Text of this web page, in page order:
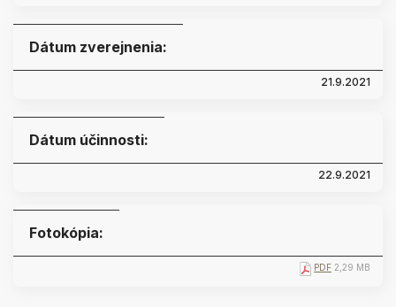
Dátum zverejnenia:
21.9.2021
Dátum účinnosti:
22.9.2021
Fotokópia:
PDF 2,29 MB